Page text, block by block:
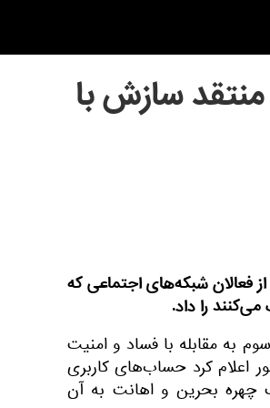
سازش با
فعالان شبکه‌های اجتماعی که
را داد.
به مقابله با فساد و امنیت
اعلام کرد حساب‌های کاربری
چهره بحرین و اهانت به آن